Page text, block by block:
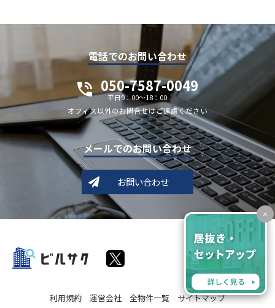
×
電話でのお問い合わせ
050-7587-0049
平日9：00～18：00
オフィス以外のお問合せはご遠慮ください
メールでのお問い合わせ
お問い合わせ
利用規約 運営会社 全物件一覧 サイトマップ